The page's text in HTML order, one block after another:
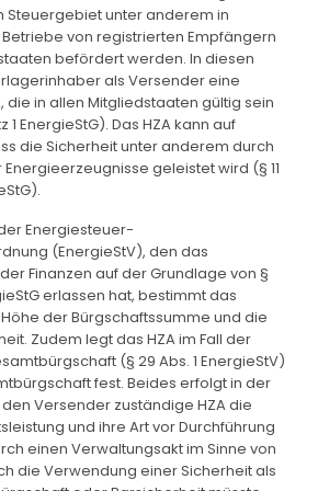
Steuergebiet unter anderem in
von registrierten Empfängern
befördert werden. In diesen
als Versender eine
die in allen Mitgliedstaaten gültig sein
1 EnergieStG). Das HZA kann auf
die Sicherheit unter anderem durch
geleistet wird (§ 11
Energiesteuer-
(EnergieStV), den das
Finanzen auf der Grundlage von §
erlassen hat, bestimmt das
der Bürgschaftssumme und die
Zudem legt das HZA im Fall der
(§ 29 Abs. 1 EnergieStV)
fest. Beides erfolgt in der
Versender zuständige HZA die
und ihre Art vor Durchführung
einen Verwaltungsakt im Sinne von
die Verwendung einer Sicherheit als